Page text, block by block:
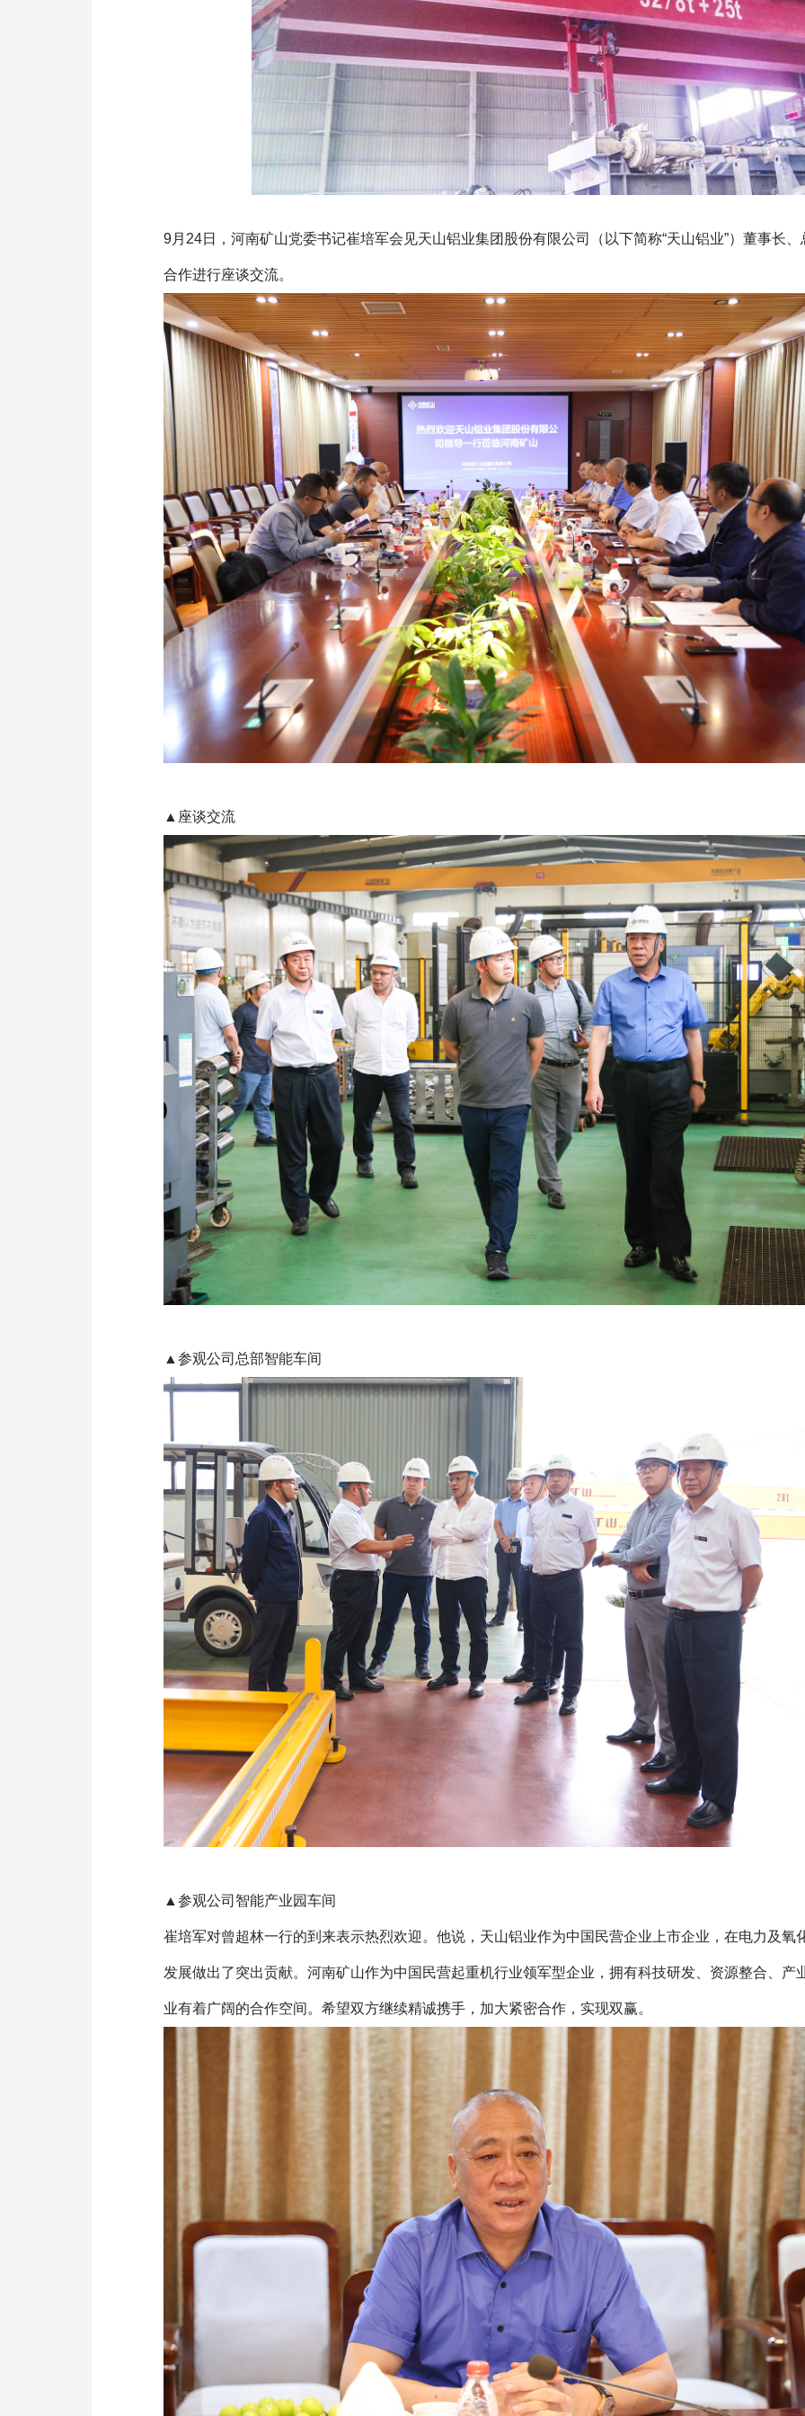
9月24日，河南矿山党委书记崔培军会见天山铝业集团股份有限公司（以下简称“天山铝业”）董事长
合作进行座谈交流。
▲座谈交流
▲参观公司总部智能车间
▲参观公司智能产业园车间
崔培军对曾超林一行的到来表示热烈欢迎。他说，天山铝业作为中国民营企业上市企业，在电力及氧
发展做出了突出贡献。河南矿山作为中国民营起重机行业领军型企业，拥有科技研发、资源整合、产
业有着广阔的合作空间。希望双方继续精诚携手，加大紧密合作，实现双赢。